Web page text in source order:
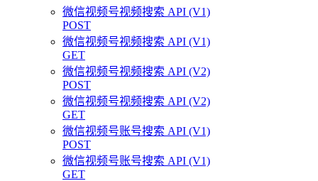
微信视频号视频搜索 API (V1)
POST
微信视频号视频搜索 API (V1)
GET
微信视频号视频搜索 API (V2)
POST
微信视频号视频搜索 API (V2)
GET
微信视频号账号搜索 API (V1)
POST
微信视频号账号搜索 API (V1)
GET